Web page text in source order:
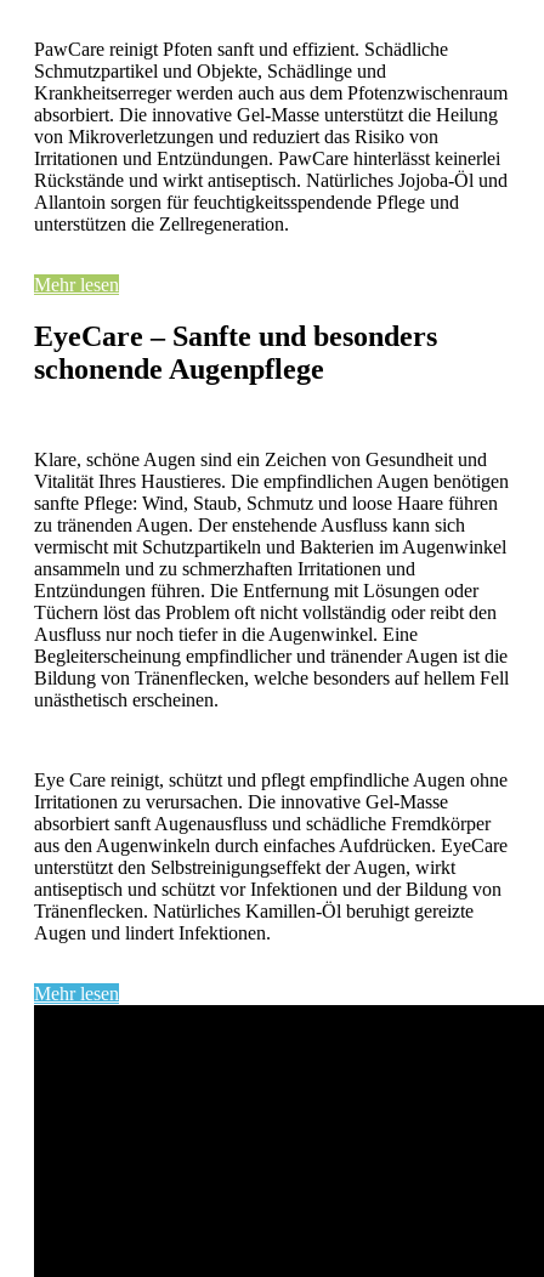
PawCare reinigt Pfoten sanft und effizient. Schädliche
Schmutzpartikel und Objekte, Schädlinge und
Krankheitserreger werden auch aus dem Pfotenzwischenraum
absorbiert. Die innovative Gel-Masse unterstützt die Heilung
von Mikroverletzungen und reduziert das Risiko von
Irritationen und Entzündungen. PawCare hinterlässt keinerlei
Rückstände und wirkt antiseptisch. Natürliches Jojoba-Öl und
Allantoin sorgen für feuchtigkeitsspendende Pflege und
unterstützen die Zellregeneration.
Mehr lesen
EyeCare – Sanfte und besonders
schonende Augenpflege
Klare, schöne Augen sind ein Zeichen von Gesundheit und
Vitalität Ihres Haustieres. Die empfindlichen Augen benötigen
sanfte Pflege: Wind, Staub, Schmutz und loose Haare führen
zu tränenden Augen. Der enstehende Ausfluss kann sich
vermischt mit Schutzpartikeln und Bakterien im Augenwinkel
ansammeln und zu schmerzhaften Irritationen und
Entzündungen führen. Die Entfernung mit Lösungen oder
Tüchern löst das Problem oft nicht vollständig oder reibt den
Ausfluss nur noch tiefer in die Augenwinkel. Eine
Begleiterscheinung empfindlicher und tränender Augen ist die
Bildung von Tränenflecken, welche besonders auf hellem Fell
unästhetisch erscheinen.
Eye Care reinigt, schützt und pflegt empfindliche Augen ohne
Irritationen zu verursachen. Die innovative Gel-Masse
absorbiert sanft Augenausfluss und schädliche Fremdkörper
aus den Augenwinkeln durch einfaches Aufdrücken. EyeCare
unterstützt den Selbstreinigungseffekt der Augen, wirkt
antiseptisch und schützt vor Infektionen und der Bildung von
Tränenflecken. Natürliches Kamillen-Öl beruhigt gereizte
Augen und lindert Infektionen.
Mehr lesen